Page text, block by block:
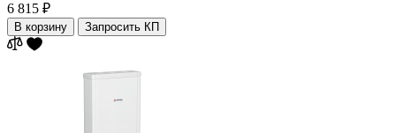
6 815 ₽
В корзину Запросить КП